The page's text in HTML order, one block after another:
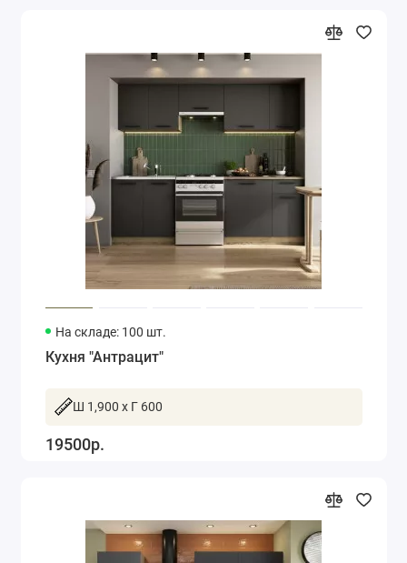
На складе: 100 шт.
Кухня "Антрацит"
Ш 1,900 x Г 600
19500р.